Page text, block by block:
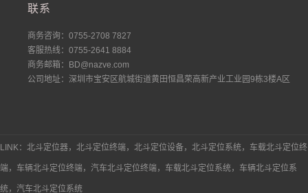
联系
商务咨询：0755-2708 7827
客服热线：0755-2641 8884
商务邮箱：BD@nazve.com
公司地址：深圳市宝安区航城街道黄田恒昌荣高新产业工业园9栋3楼A区
LINK：北斗定位器，北斗定位终端，北斗定位设备，北斗定位系统，车载北斗定位终
端，车辆北斗定位终端，汽车北斗定位终端，车载北斗定位系统，车辆北斗定位系
统，汽车北斗定位系统